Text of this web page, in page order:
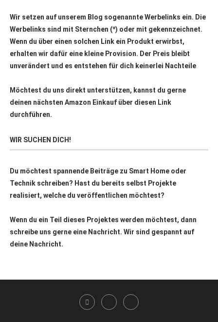
Wir setzen auf unserem Blog sogenannte Werbelinks ein. Die
Werbelinks sind mit Sternchen (*) oder mit gekennzeichnet.
Wenn du über einen solchen Link ein Produkt erwirbst,
erhalten wir dafür eine kleine Provision. Der Preis bleibt
unverändert und es entstehen für dich keinerlei Nachteile
Möchtest du uns direkt unterstützen, kannst du gerne
deinen nächsten Amazon Einkauf über diesen Link
durchführen.
WIR SUCHEN DICH!
Du möchtest spannende Beiträge zu Smart Home oder
Technik schreiben? Hast du bereits selbst Projekte
realisiert, welche du veröffentlichen möchtest?
Wenn du ein Teil dieses Projektes werden möchtest, dann
schreibe uns gerne eine Nachricht. Wir sind gespannt auf
deine Nachricht.